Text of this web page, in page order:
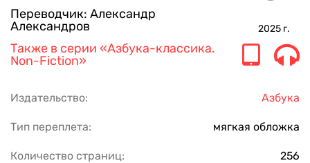
Переводчик: Александр
Александров
2025 г.
Также в серии «Азбука-классика.
Non-Fiction»
Издательство: Азбука
Тип переплета: мягкая обложка
Количество страниц: 256